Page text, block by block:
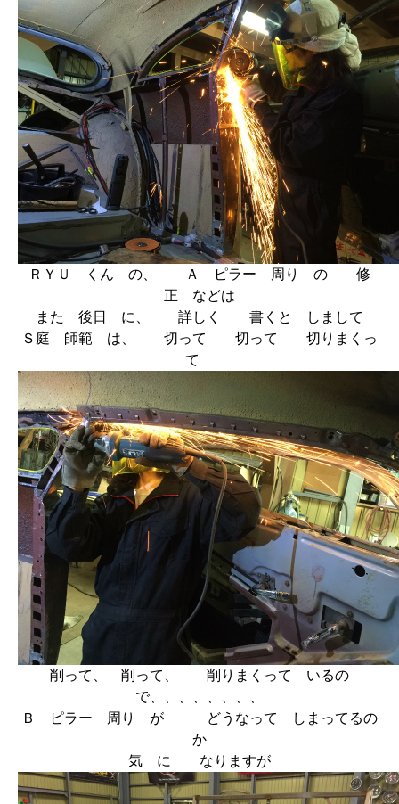
ＲＹＵ くん の、 Ａ ピラー 周り の 修
正 などは
また 後日 に、 詳しく 書くと しまして
Ｓ庭 師範 は、 切って 切って 切りまくっ
て
削って、 削って、 削りまくって いるの
で、、、、、、、、
Ｂ ピラー 周り が どうなって しまってるの
か
気 に なりますが